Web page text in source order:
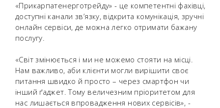
«Прикарпатенерготрейду» - це компетентні фахівці,
доступні канали зв’язку, відкрита комунікація, зручні
онлайн сервіси, де можна легко отримати бажану
послугу.
«Світ змінюється і ми не можемо стояти на місці.
Нам важливо, аби клієнти могли вирішити своє
питання швидко й просто – через смартфон чи
інший ґаджет. Тому величезним пріоритетом для
нас лишається впровадження нових сервісів», -